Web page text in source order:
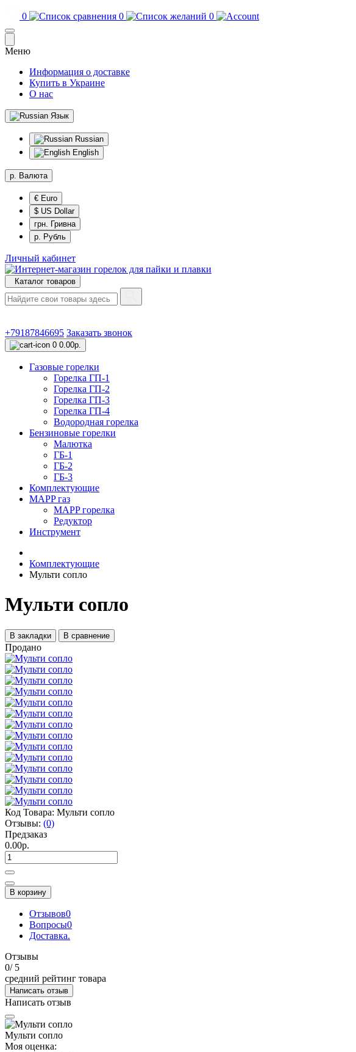
0 0 0
Меню
Информация о доставке
Купить в Украине
О нас
Язык
Russian
English
р. Валюта
€ Euro
$ US Dollar
грн. Гривна
р. Рубль
Личный кабинет
Каталог товаров
+79187846695 Заказать звонок
0 0.00р.
Газовые горелки
Горелка ГП-1
Горелка ГП-2
Горелка ГП-3
Горелка ГП-4
Водородная горелка
Бензиновые горелки
Малютка
ГБ-1
ГБ-2
ГБ-3
Комплектующие
MAPP газ
MAPP горелка
Редуктор
Инструмент
Комплектующие
Мульти сопло
Мульти сопло
В закладки В сравнение
Продано
Код Товара: Мульти сопло
Отзывы: (0)
Предзаказ
0.00р.
В корзину
Отзывов0
Вопросы0
Доставка.
Отзывы
0/ 5
средний рейтинг товара
Написать отзыв
Написать отзыв
Мульти сопло
Моя оценка: